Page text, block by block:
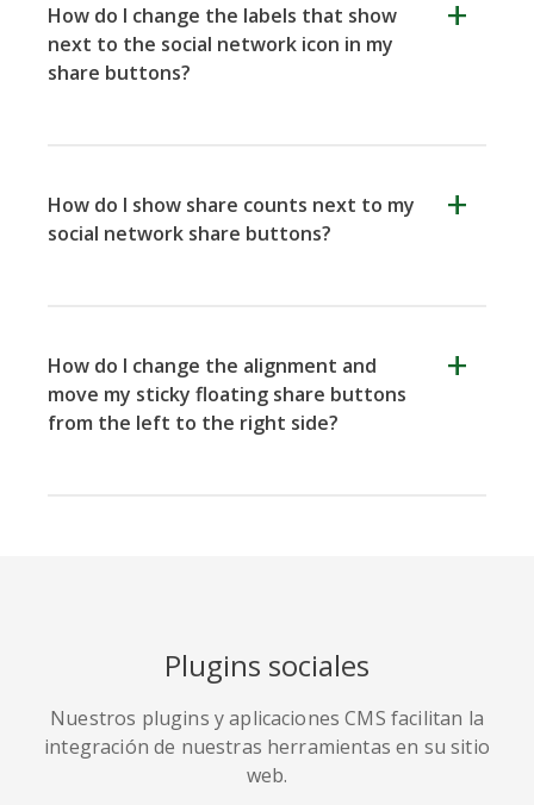
How do I change the labels that show
next to the social network icon in my
share buttons?
How do I show share counts next to my
social network share buttons?
How do I change the alignment and
move my sticky floating share buttons
from the left to the right side?
Note:
sticky share buttons
Plugins sociales
Nuestros plugins y aplicaciones CMS facilitan la
integración de nuestras herramientas en su sitio
web.